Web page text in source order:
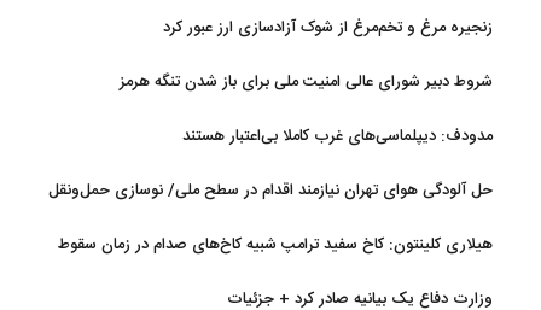
زنجیره مرغ و تخم‌مرغ از شوک آزادسازی ارز عبور کرد
شروط دبیر شورای عالی امنیت ملی برای باز شدن تنگه هرمز
مدودف: دیپلماسی‌های غرب کاملا بی‌اعتبار هستند
حل آلودگی هوای تهران نیازمند اقدام در سطح ملی/ نوسازی حمل‌ونقل
هیلاری کلینتون: کاخ سفید ترامپ شبیه کاخ‌های صدام در زمان سقوط
وزارت دفاع یک بیانیه صادر کرد + جزئیات